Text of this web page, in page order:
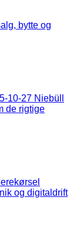
bytte og
10-27 Niebüll
de rigtige
og digitaldrift